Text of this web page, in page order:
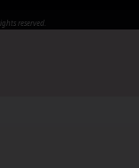
reserved.